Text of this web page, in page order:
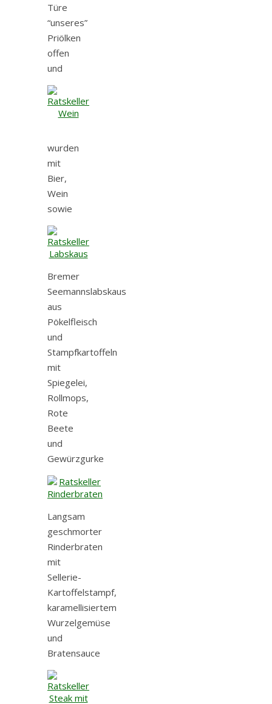
Türe
“unseres”
Priölken
offen
und
wurden
mit
Bier,
Wein
sowie
Bremer
Seemannslabskaus
aus
Pökelfleisch
und
Stampfkartoffeln
mit
Spiegelei,
Rollmops,
Rote
Beete
und
Gewürzgurke
Langsam
geschmorter
Rinderbraten
mit
Sellerie-
Kartoffelstampf,
karamellisiertem
Wurzelgemüse
und
Bratensauce